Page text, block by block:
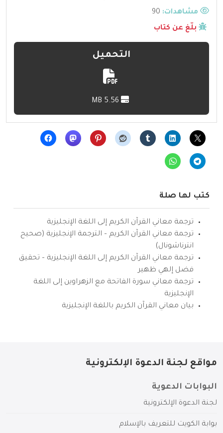
مشاهدات:
بلّغ عن كتاب
التحميل
كتب لها صلة
ترجمة معاني القرآن الكريم إلى اللغة الإنجليزية
ترجمة معاني القرآن الكريم – الترجمة الإنجليزية (صحيح
انترناشونال)
ترجمة معاني القرآن الكريم إلى اللغة الإنجليزية – تحقيق
فضل إلهي ظهير
ترجمة معاني سورة الفاتحة مع الزهراوين إلى اللغة
الإنجليزية
بيان معاني القرآن الكريم باللغة الإنجليزية
مواقع لجنة الدعوة الإلكترونية
البوابات الدعوية
لجنة الدعوة الإلكترونية
بوابة الكويت للتعريف بالإسلام